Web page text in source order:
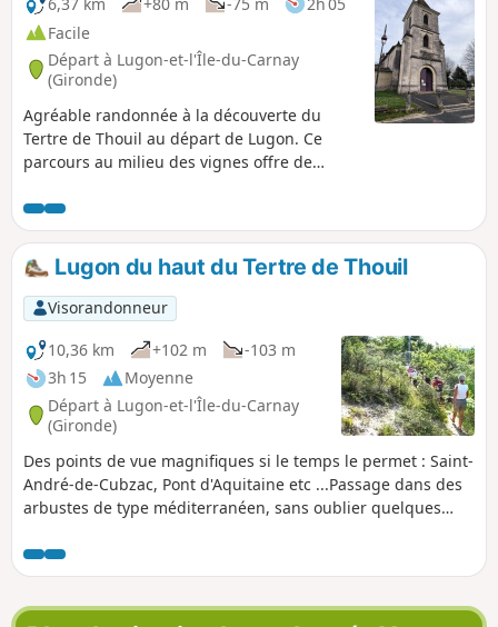
Facile
Départ à Lugon-et-l'Île-du-Carnay
(Gironde)
Agréable randonnée à la découverte du
Tertre de Thouil au départ de Lugon. Ce
parcours au milieu des vignes offre de
Thouil, on peut admirer deux anciens
moulins à vent.
Lugon du haut du Tertre de Thouil
Visorandonneur
10,36 km
+102 m
-103 m
3h 15
Moyenne
Départ à Lugon-et-l'Île-du-Carnay
(Gironde)
Des points de vue magnifiques si le temps le permet : Saint-
André-de-Cubzac, Pont d'Aquitaine etc ...Passage dans des
arbustes de type méditerranéen, sans oublier quelques
d'un passage glissant.